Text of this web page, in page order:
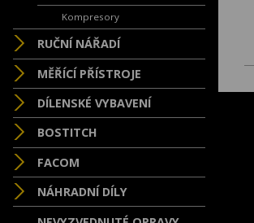
Kompresory
RUČNÍ NÁŘADÍ
MĚŘÍCÍ PŘÍSTROJE
DÍLENSKÉ VYBAVENÍ
BOSTITCH
FACOM
NÁHRADNÍ DÍLY